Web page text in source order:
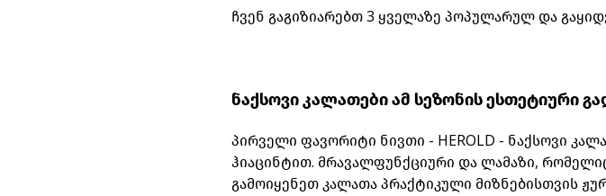
ჩვენ გაგიზიარებთ 3 ყველაზე პოპულარულ და
ნაქსოვი კალათები ამ სეზონის ესთეტიური
პირველი ფავორიტი ნივთი - HEROLD - ნაქსოვი
ჰიაცინტით. მრავალფუნქციური და ლამაზი,
გამოიყენეთ კალათა პრაქტიკული მიზნებისთვის